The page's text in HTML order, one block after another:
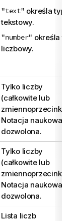
"text" określa typ
tekstowy.
"number" określa typ
liczbowy.
Tylko liczby
(całkowite lub
zmiennoprzecinkowe).
Notacja naukowa jest
dozwolona.
Tylko liczby
(całkowite lub
zmiennoprzecinkowe).
Notacja naukowa jest
dozwolona.
Lista liczb